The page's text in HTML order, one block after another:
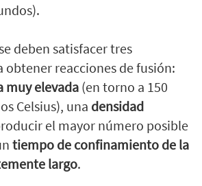
deben satisfacer tres
obtener reacciones de fusión:
muy elevada (en torno a 150
Celsius), una densidad
el mayor número posible
tiempo de confinamiento de la
largo.